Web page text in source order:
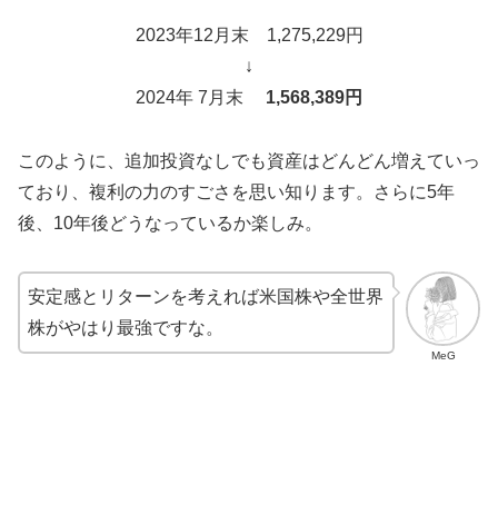
2023年12月末 1,275,229円
↓
2024年 7月末 1,568,389円
このように、追加投資なしでも資産はどんどん増えていっ
ており、複利の力のすごさを思い知ります。さらに5年
後、10年後どうなっているか楽しみ。
MeG
安定感とリターンを考えれば米国株や全世界
株がやはり最強ですな。